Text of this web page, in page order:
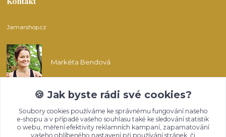
Jamarshop.cz
Markéta Bendová
info@jamarshop.cz
🍪 Jak byste rádi své cookies?
Soubory cookies používáme ke správnému fungování našeho
e-shopu a v případě vašeho souhlasu také ke sledování statistik
o webu, měření efektivity reklamních kampaní, zapamatování
vašeho oblíbeného nastavení při používání stránek, či